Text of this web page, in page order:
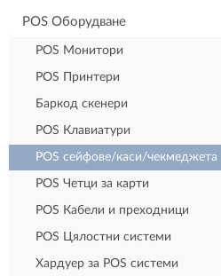
Мишки
Стойки за монитори
Скенери
Многофункционални устройства
Консумативи и аксесоари
Принтери
POS Оборудване
POS Монитори
POS Принтери
Баркод скенери
POS Клавиатури
POS сейфове/каси/чекмеджета
POS Четци за карти
POS Кабели и преходници
POS Цялостни системи
Хардуер за POS системи